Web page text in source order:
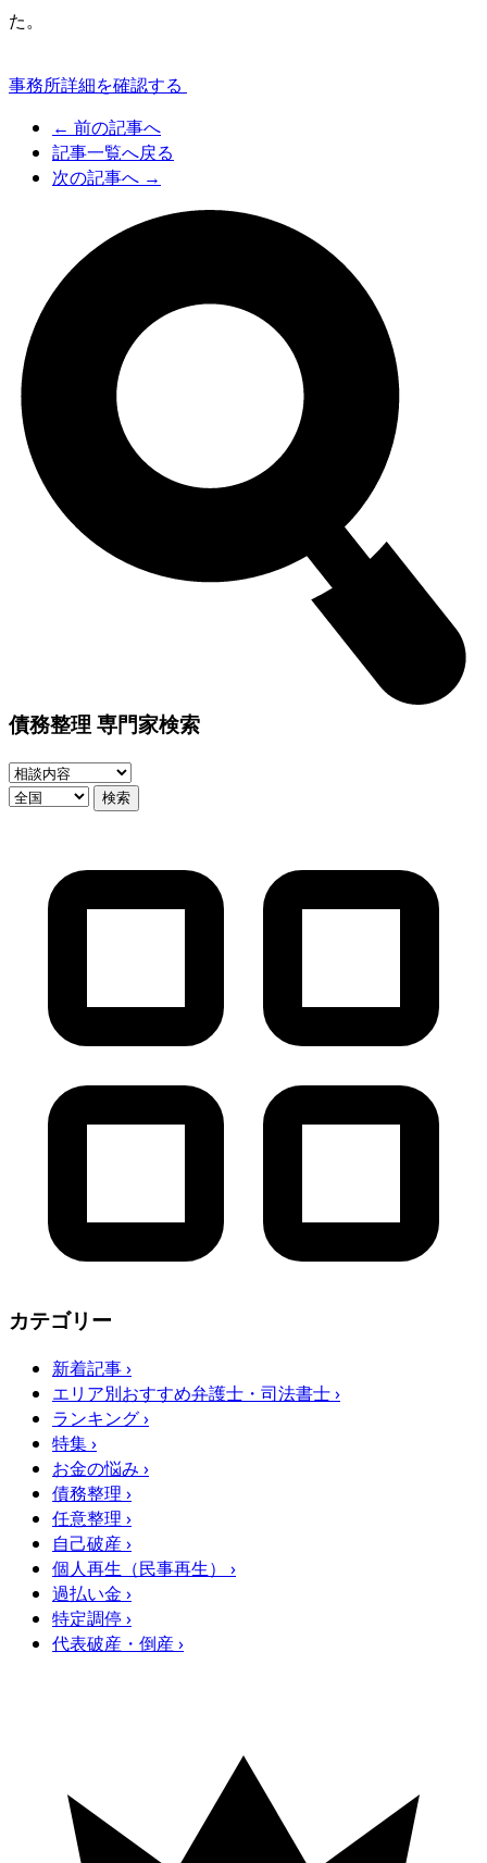
た。
事務所詳細を確認する
← 前の記事へ
記事一覧へ戻る
次の記事へ →
債務整理 専門家検索
検索
カテゴリー
新着記事›
エリア別おすすめ弁護士・司法書士›
ランキング›
特集›
お金の悩み ›
債務整理 ›
任意整理 ›
自己破産›
個人再生（民事再生）
›
過払い金 ›
特定調停›
代表破産・倒産›